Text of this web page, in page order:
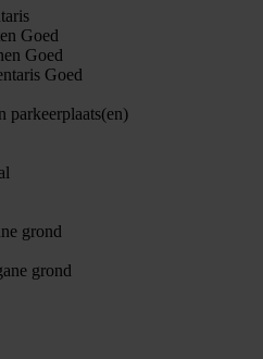
Goed
Goed
Goed
parkeerplaats(en)
grond
grond